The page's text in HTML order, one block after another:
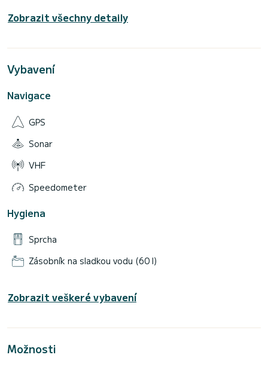
Zobrazit všechny detaily
Vybavení
Navigace
GPS
Sonar
VHF
Speedometer
Hygiena
Sprcha
Zásobník na sladkou vodu (60 l)
Zobrazit veškeré vybavení
Možnosti